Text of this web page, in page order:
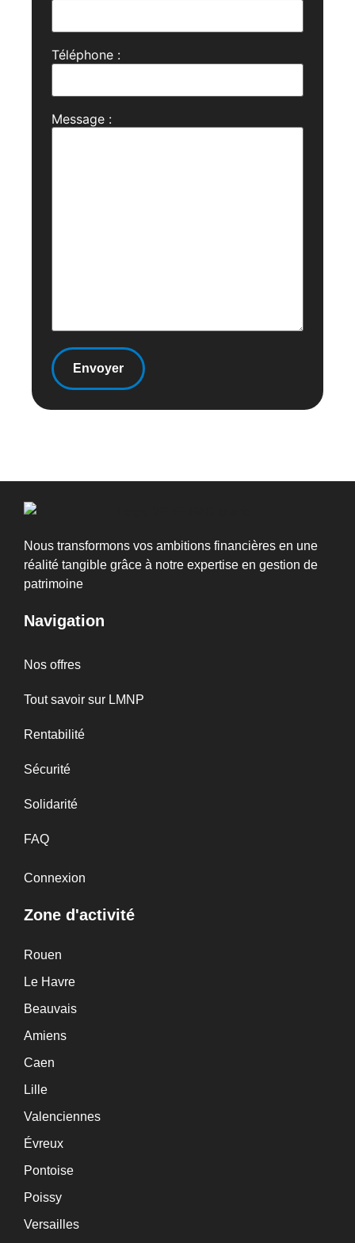
Téléphone :
Message :
Nous transformons vos ambitions financières en une
réalité tangible grâce à notre expertise en gestion de
patrimoine
Navigation
Nos offres
Tout savoir sur LMNP
Rentabilité
Sécurité
Solidarité
FAQ
Connexion
Zone d'activité
Rouen
Le Havre
Beauvais
Amiens
Caen
Lille
Valenciennes
Évreux
Pontoise
Poissy
Versailles